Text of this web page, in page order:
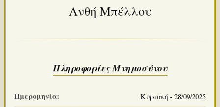
Ανθή Μπέλλου
Πληροφορίες Μνημοσύνου
Ημερομηνία: Κυριακή - 28/09/2025